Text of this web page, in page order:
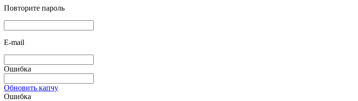
Повторите пароль
E-mail
Ошибка
Обновить капчу
Ошибка